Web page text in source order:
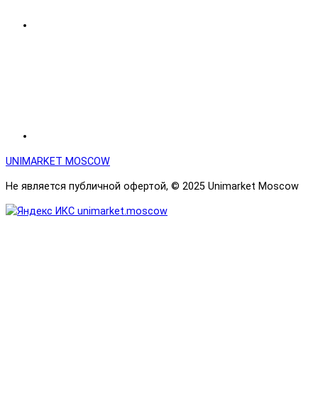
UNIMARKET MOSCOW
Не является публичной офертой, © 2025 Unimarket Moscow